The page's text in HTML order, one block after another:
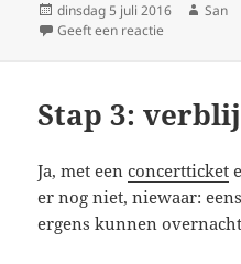
Geplaatst
op
dinsdag 5 juli 2016 San
Geeft een reactie
Stap 3:
Ja, met eenconcertticket
er nog niet, niewaar:
ergens kunnen